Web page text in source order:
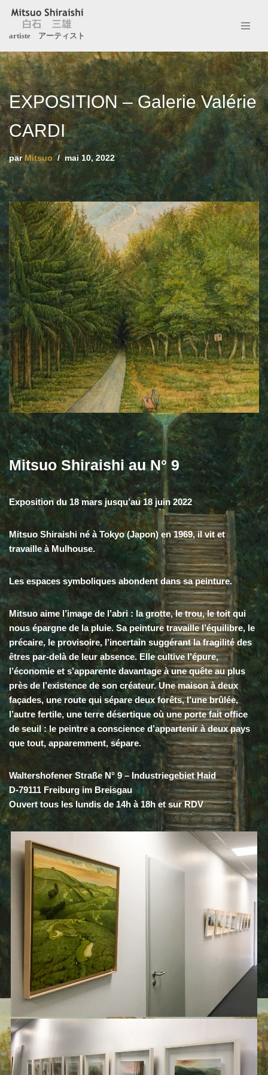
Aller
contenu
artiste アーティスト
EXPOSITION – Galerie Valérie
CARDI
par Mitsuo mai 10, 2022
Mitsuo Shiraishi au N° 9
Exposition du 18 mars jusqu’au 18 juin 2022
Mitsuo Shiraishi né à Tokyo (Japon) en 1969, il vit et
travaille à Mulhouse.
Les espaces symboliques abondent dans sa peinture.
Mitsuo aime l’image de l’abri : la grotte, le trou, le toit qui
nous épargne de la pluie. Sa peinture travaille l’équilibre, le
précaire, le provisoire, l’incertain suggérant la fragilité des
êtres par-delà de leur absence. Elle cultive l’épure,
l’économie et s’apparente davantage à une quête au plus
près de l’existence de son créateur. Une maison à deux
façades, une route qui sépare deux forêts, l’une brûlée,
l’autre fertile, une terre désertique où une porte fait office
de seuil : le peintre a conscience d’appartenir à deux pays
que tout, apparemment, sépare.
Waltershofener Straße N° 9 – Industriegebiet Haid
D-79111 Freiburg im Breisgau
Ouvert tous les lundis de 14h à 18h et sur RDV